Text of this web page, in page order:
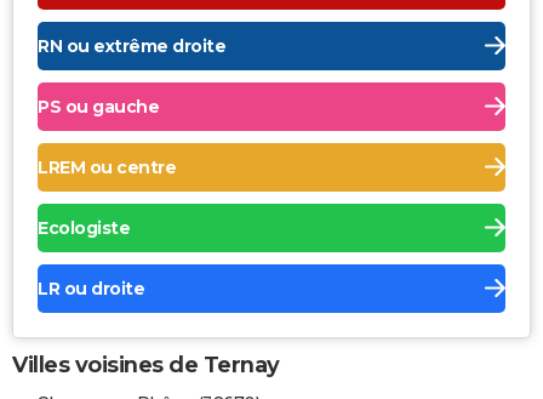
RN ou extrême droite
PS ou gauche
LREM ou centre
Ecologiste
LR ou droite
Villes voisines de Ternay